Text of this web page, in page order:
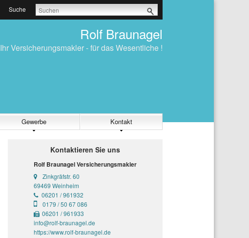
Suche
Rolf Braunagel
Ihr Versicherungsmakler - für das Wesentliche !
Gewerbe Kontakt
Kontaktieren Sie uns
Rolf Braunagel Versicherungsmakler
Zinkgräfstr. 60
69469 Weinheim
06201 / 961932
0179 / 50 67 086
06201 / 961933
info@rolf-braunagel.de
https://www.rolf-braunagel.de